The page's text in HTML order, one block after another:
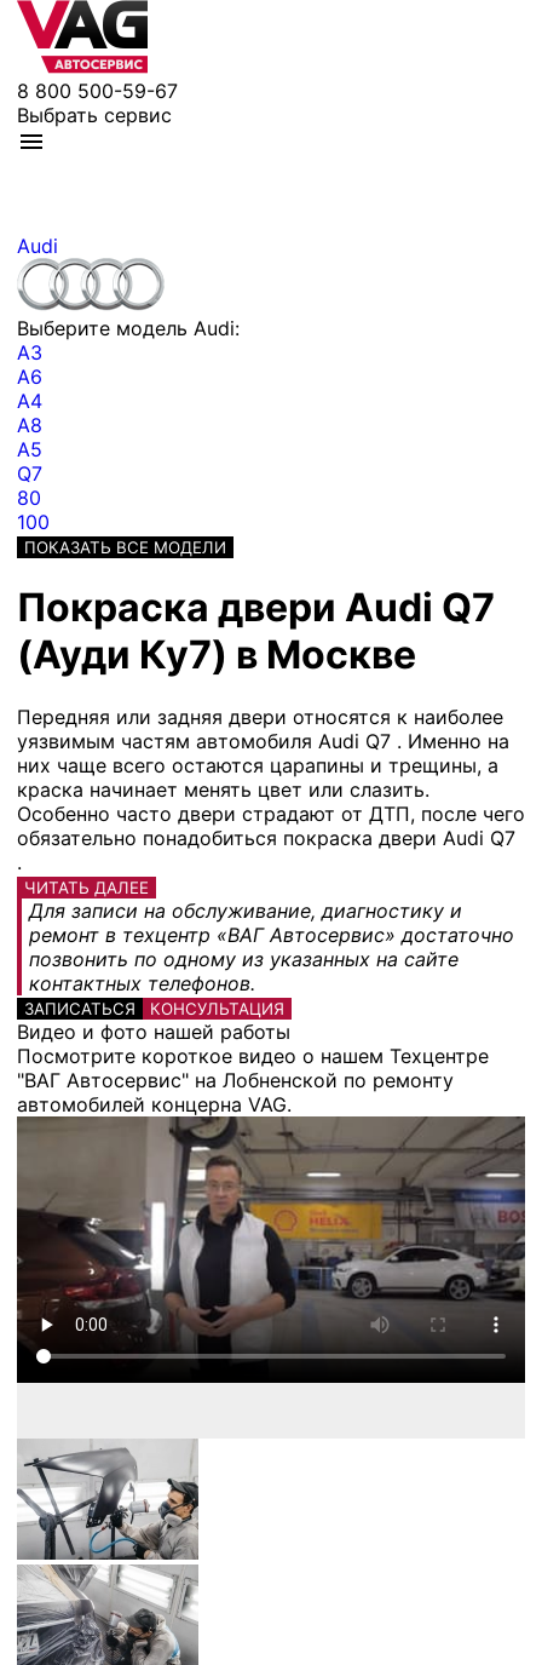
8 800 500-59-67
Выбрать сервис
Audi
Выберите модель Audi:
A3
A6
A4
A8
A5
Q7
80
100
ПОКАЗАТЬ ВСЕ МОДЕЛИ
Покраска двери Audi Q7
(Ауди Ку7) в Москве
Передняя или задняя двери относятся к наиболее
уязвимым частям автомобиля Audi Q7 . Именно на
них чаще всего остаются царапины и трещины, а
краска начинает менять цвет или слазить.
Особенно часто двери страдают от ДТП, после чего
обязательно понадобиться покраска двери Audi Q7
.
ЧИТАТЬ ДАЛЕЕ
Для записи на обслуживание, диагностику и
ремонт в техцентр «ВАГ Автосервис» достаточно
позвонить по одному из указанных на сайте
контактных телефонов.
ЗАПИСАТЬСЯ КОНСУЛЬТАЦИЯ
Видео и фото нашей работы
Посмотрите короткое видео о нашем Техцентре
"ВАГ Автосервис" на Лобненской по ремонту
автомобилей концерна VAG.